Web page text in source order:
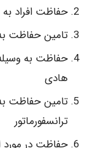
حفاظت افراد به
تامین حفاظت
حفاظت به
هادی
تامین حفاظت
ترانسفورماتور
حفاظت در مورد